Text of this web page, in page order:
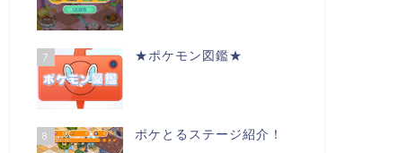
7 ★ポケモン図鑑★
8 ポケとるステージ紹介！